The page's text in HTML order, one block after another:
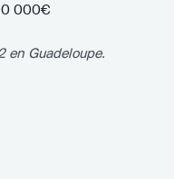
000€
en Guadeloupe.